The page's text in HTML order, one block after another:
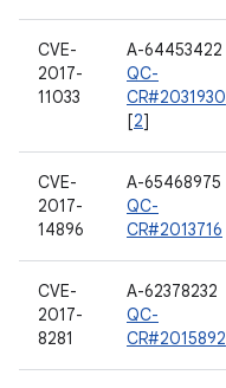
CVE-
2017-
11033
A-64453422
QC-
CR#2031930
[2]
CVE-
2017-
14896
A-65468975
QC-
CR#2013716
CVE-
2017-
8281
A-62378232
QC-
CR#2015892